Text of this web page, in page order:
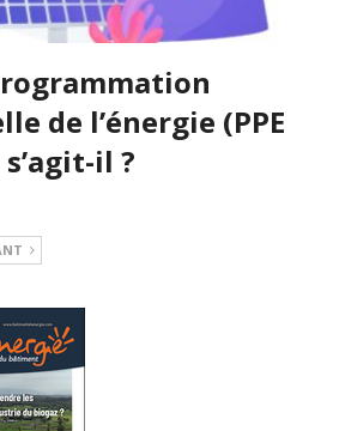
de l’énergie (PPE
il ?